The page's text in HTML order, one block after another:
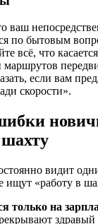
ваш
по бытовым
всё, что
маршрутов
если вам
скорости».
шахту
видит
ищут «работу в
только на